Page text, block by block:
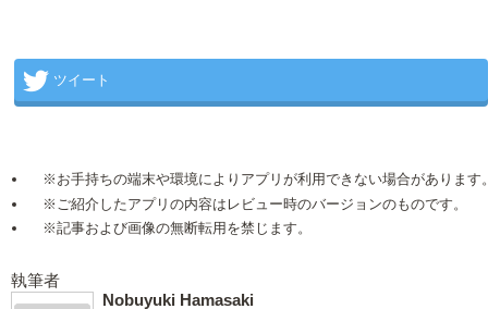
ツイート
※お手持ちの端末や環境によりアプリが利用できない場合があります。
※ご紹介したアプリの内容はレビュー時のバージョンのものです。
※記事および画像の無断転用を禁じます。
執筆者
Nobuyuki Hamasaki